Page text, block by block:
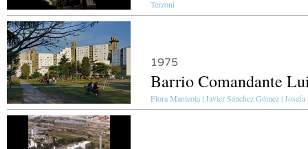
Terzoni
1975
Barrio Comandante
Flora Manteola | Javier Sánchez Gómez |